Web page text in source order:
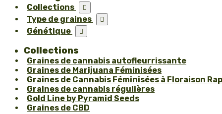
Collections 
Type de graines 
Génétique 
Collections
Graines de cannabis autofleurrissante
Graines de Marijuana Féminisées
Graines de Cannabis Féminisées à Floraison
Graines de cannabis régulières
Gold Line by Pyramid Seeds
Graines de CBD